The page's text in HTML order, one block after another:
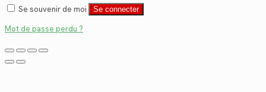
Se souvenir de moi Se connecter
Mot de passe perdu ?